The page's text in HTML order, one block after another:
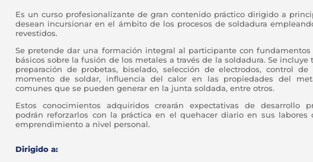
Es un curso profesionalizante de gran contenido práctico dirigido a
desean incursionar en el ámbito de los procesos de soldadura
revestidos.
Se pretende dar una formación integral al participante con fundamentos
básicos sobre la fusión de los metales a través de la soldadura. Se incluye
preparación de probetas, biselado, selección de electrodos, control de
momento de soldar, influencia del calor en las propiedades del
comunes que se pueden generar en la junta soldada, entre otros.
Estos conocimientos adquiridos crearán expectativas de desarrollo
podrán reforzarlos con la práctica en el quehacer diario en sus labores
emprendimiento a nivel personal.
Dirigido a: